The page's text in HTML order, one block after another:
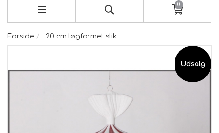
0
Forside 20 cm løgformet slik
Udsalg